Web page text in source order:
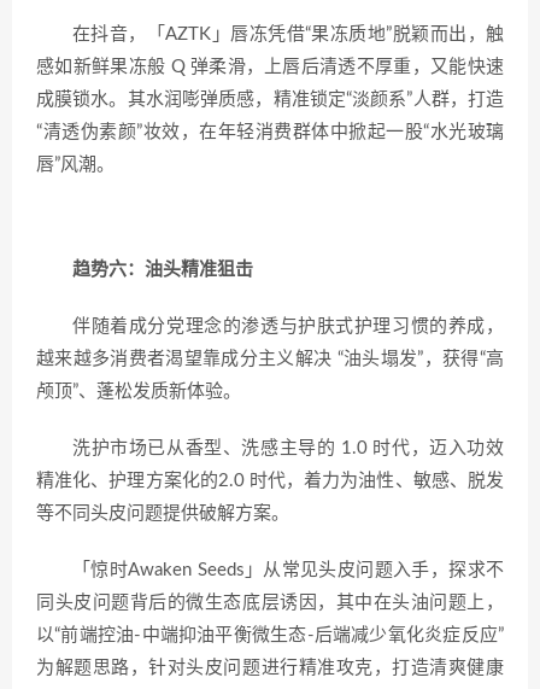
在抖音，「AZTK」唇冻凭借“果冻质地”脱颖而出，触
感如新鲜果冻般 Q 弹柔滑，上唇后清透不厚重，又能快速
成膜锁水。其水润嘭弹质感，精准锁定“淡颜系”人群，打造
“清透伪素颜”妆效，在年轻消费群体中掀起一股“水光玻璃
唇”风潮。
趋势六：油头精准狙击
伴随着成分党理念的渗透与护肤式护理习惯的养成，
越来越多消费者渴望靠成分主义解决 “油头塌发”，获得“高
颅顶”、蓬松发质新体验。
洗护市场已从香型、洗感主导的 1.0 时代，迈入功效
精准化、护理方案化的2.0 时代，着力为油性、敏感、脱发
等不同头皮问题提供破解方案。
「惊时Awaken Seeds」从常见头皮问题入手，探求不
同头皮问题背后的微生态底层诱因，其中在头油问题上，
以“前端控油-中端抑油平衡微生态-后端减少氧化炎症反应”
为解题思路，针对头皮问题进行精准攻克，打造清爽健康